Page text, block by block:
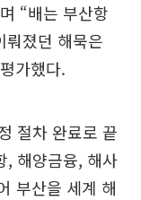
“배는 부산항
뤄졌던 해묵은
가했다.
절차 완료로 끝
, 해양금융, 해사
부산을 세계 해